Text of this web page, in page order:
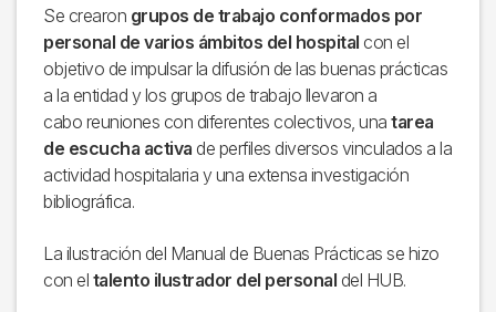
Se crearon grupos de trabajo conformados por
personal de varios ámbitos del hospital con el
objetivo de impulsar la difusión de las buenas prácticas
a la entidad y los grupos de trabajo llevaron a
cabo reuniones con diferentes colectivos, una tarea
de escucha activa de perfiles diversos vinculados a la
actividad hospitalaria y una extensa investigación
bibliográfica.
La ilustración del Manual de Buenas Prácticas se hizo
con el talento ilustrador del personal del HUB.